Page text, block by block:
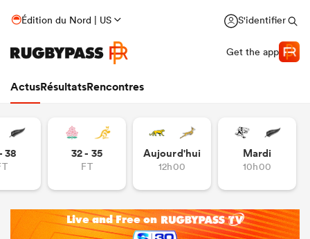
Édition du Nord | US S'identifier
Get the app
ActusRésultatsRencontres
38 32 - 35
FT
Aujourd'hui
12h00
Mardi
10h00